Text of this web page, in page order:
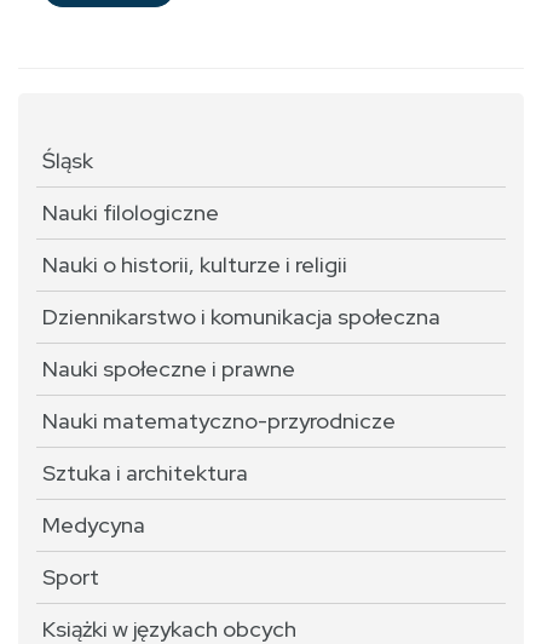
Śląsk
Nauki filologiczne
Nauki o historii, kulturze i religii
Dziennikarstwo i komunikacja społeczna
Nauki społeczne i prawne
Nauki matematyczno-przyrodnicze
Sztuka i architektura
Medycyna
Sport
Książki w językach obcych